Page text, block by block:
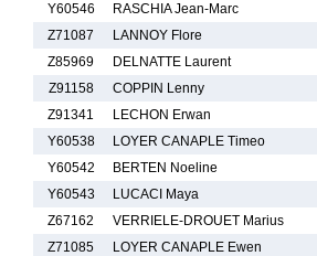
Y60546
RASCHIA Jean-Marc
Z71087
LANNOY Flore
Z85969
DELNATTE Laurent
Z91158
COPPIN Lenny
Z91341
LECHON Erwan
Y60538
LOYER CANAPLE Timeo
Y60542
BERTEN Noeline
Y60543
LUCACI Maya
Z67162
VERRIELE-DROUET Marius
Z71085
LOYER CANAPLE Ewen